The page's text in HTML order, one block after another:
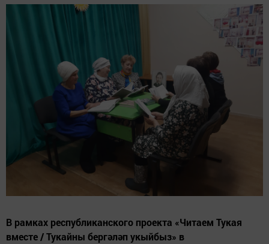
В рамках республиканского проекта «Читаем Тукая
вместе / Тукайны бергәләп укыйбыз» в